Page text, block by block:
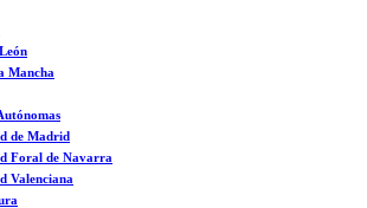
Mancha
de Madrid
Foral de Navarra
Valenciana